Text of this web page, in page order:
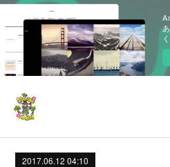
2017.06.12 04:10